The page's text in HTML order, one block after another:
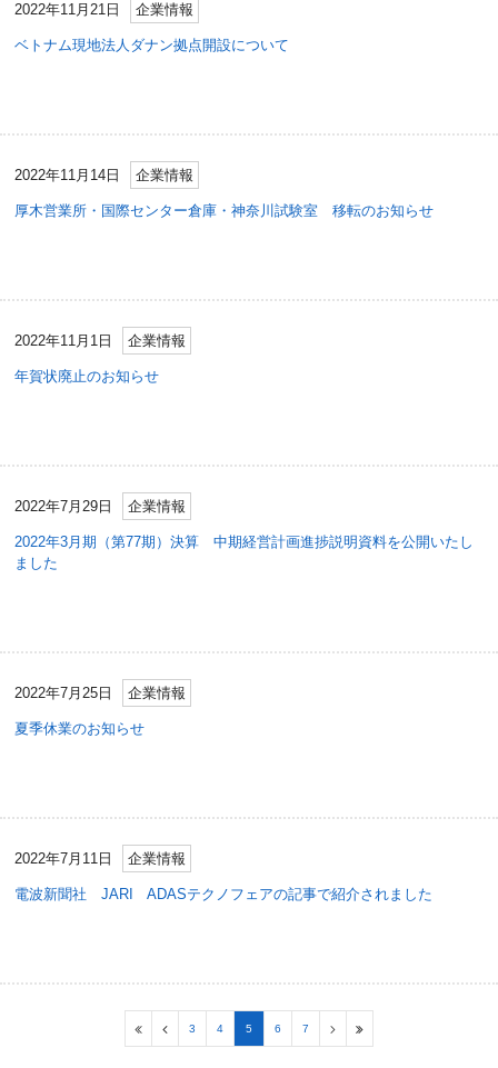
2022年11月21日 企業情報
ベトナム現地法人ダナン拠点開設について
2022年11月14日 企業情報
厚木営業所・国際センター倉庫・神奈川試験室 移転のお知らせ
2022年11月1日 企業情報
年賀状廃止のお知らせ
2022年7月29日 企業情報
2022年3月期（第77期）決算 中期経営計画進捗説明資料を公開いたし
ました
2022年7月25日 企業情報
夏季休業のお知らせ
2022年7月11日 企業情報
電波新聞社 JARI ADASテクノフェアの記事で紹介されました
3 4 5 6 7